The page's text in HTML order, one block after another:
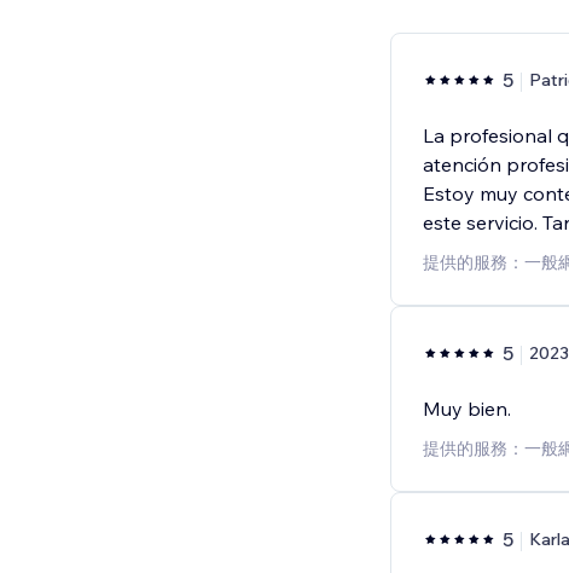
5
La profesional
atención
Estoy muy
este servicio.
提供的服務：一般
5
Muy bien.
提供的服務：一般
5 Karla